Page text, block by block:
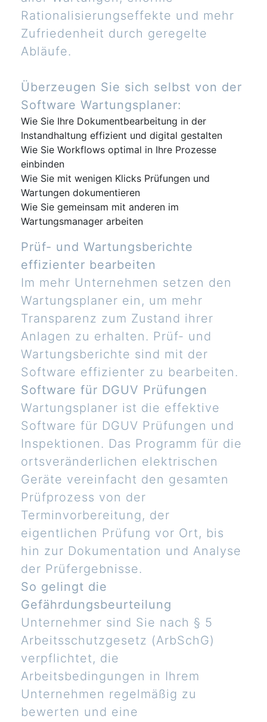
Rationalisierungseffekte und mehr
Zufriedenheit durch geregelte
Abläufe.
Überzeugen Sie sich selbst von der
Software Wartungsplaner:
Wie Sie Ihre Dokumentbearbeitung in der
Instandhaltung effizient und digital gestalten
Wie Sie Workflows optimal in Ihre Prozesse
einbinden
Wie Sie mit wenigen Klicks Prüfungen und
Wartungen dokumentieren
Wie Sie gemeinsam mit anderen im
Wartungsmanager arbeiten
Prüf- und Wartungsberichte
effizienter bearbeiten
Im mehr Unternehmen setzen den
Wartungsplaner ein, um mehr
Transparenz zum Zustand ihrer
Anlagen zu erhalten. Prüf- und
Wartungsberichte sind mit der
Software effizienter zu bearbeiten.
Software für DGUV Prüfungen
Wartungsplaner ist die effektive
Software für DGUV Prüfungen und
Inspektionen. Das Programm für die
ortsveränderlichen elektrischen
Geräte vereinfacht den gesamten
Prüfprozess von der
Terminvorbereitung, der
eigentlichen Prüfung vor Ort, bis
hin zur Dokumentation und Analyse
der Prüfergebnisse.
So gelingt die
Gefährdungsbeurteilung
Unternehmer sind Sie nach § 5
Arbeitsschutzgesetz (ArbSchG)
verpflichtet, die
Arbeitsbedingungen in Ihrem
Unternehmen regelmäßig zu
bewerten und eine